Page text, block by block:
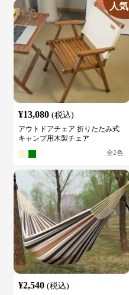
人気
¥13,080 (税込)
アウトドアチェア 折りたたみ式
キャンプ用木製チェア
全2色
¥2,540 (税込)